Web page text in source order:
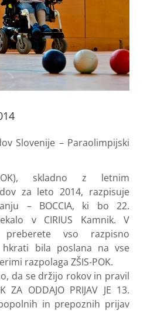
Slovenije – Paraolimpijski
POK), skladno z letnim
za leto 2014, razpisuje
– BOCCIA, ki bo 22.
v CIRIUS Kamnik. V
vso razpisno
bila poslana na vse
razpolaga ZŠIS-POK.
da se držijo rokov in pravil
ODDAJO PRIJAV JE 13.
in prepoznih prijav